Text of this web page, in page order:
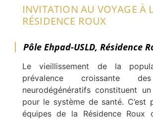
INVITATION AU VOYAGE À
RÉSIDENCE ROUX
Pôle Ehpad-USLD, Résidence
Le vieillissement de la
prévalence croissante
neurodégénératifs constituent
pour le système de santé. C’est
équipes de la Résidence Roux